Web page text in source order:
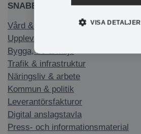
SNABBLÄNKAR
Vård & stöd
Uppleva & göra
Bygga, bo & miljö
Trafik & infrastruktur
Näringsliv & arbete
Kommun & politik
Leverantörsfakturor
Digital anslagstavla
Press- och informationsmaterial
VISA DETALJER